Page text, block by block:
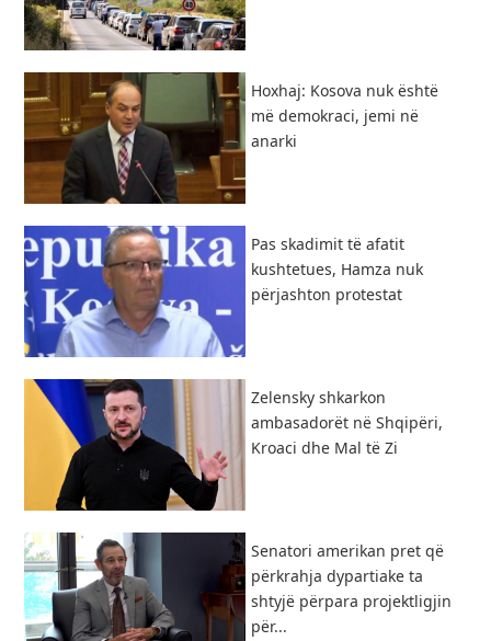
Hoxhaj: Kosova nuk është
më demokraci, jemi në
anarki
Pas skadimit të afatit
kushtetues, Hamza nuk
përjashton protestat
Zelensky shkarkon
ambasadorët në Shqipëri,
Kroaci dhe Mal të Zi
Senatori amerikan pret që
përkrahja dypartiake ta
shtyjë përpara projektligjin
për...